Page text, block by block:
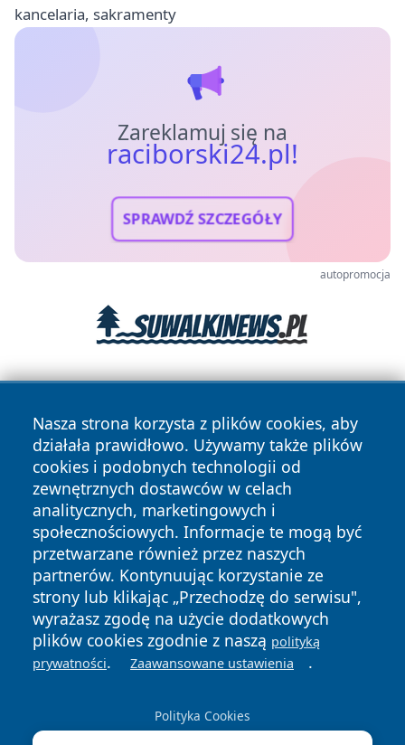
kancelaria, sakramenty
Zareklamuj się na
raciborski24.pl!
SPRAWDŹ SZCZEGÓŁY
autopromocja
Nasza strona korzysta z plików cookies, aby
działała prawidłowo. Używamy także plików
cookies i podobnych technologii od
zewnętrznych dostawców w celach
analitycznych, marketingowych i
społecznościowych. Informacje te mogą być
przetwarzane również przez naszych
partnerów. Kontynuując korzystanie ze
strony lub klikając „Przechodzę do serwisu",
wyrażasz zgodę na użycie dodatkowych
plików cookies zgodnie z naszą polityką
prywatności. Zaawansowane ustawienia .
Polityka Cookies
Copyright © 2026 raciborski24.pl Wszystkie prawa
zastrzeżone.
News Autorzy
Polityka
Prywatności
Polityka
Cookies